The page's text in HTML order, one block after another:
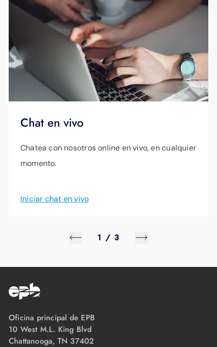
Chat en vivo
Chatea con nosotros online en vivo, en cualquier
momento.
Iniciar chat en vivo
1 / 3
Oficina principal de EPB
10 West M.L. King Blvd
Chattanooga, TN 37402